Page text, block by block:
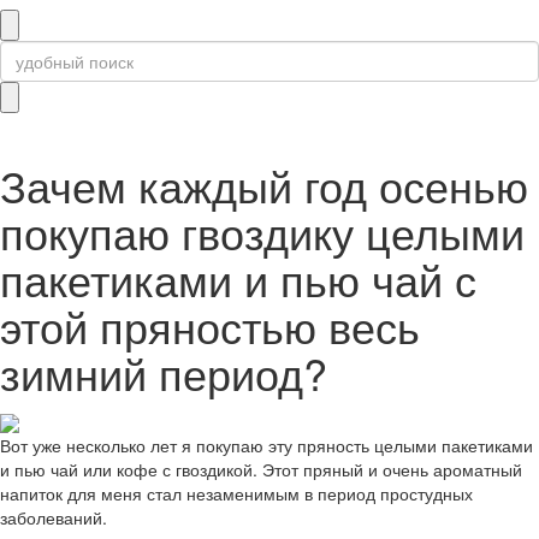
Зачем каждый год осенью
покупаю гвоздику целыми
пакетиками и пью чай с
этой пряностью весь
зимний период?
Вот уже несколько лет я покупаю эту пряность целыми пакетиками
и пью чай или кофе с гвоздикой. Этот пряный и очень ароматный
напиток для меня стал незаменимым в период простудных
заболеваний.